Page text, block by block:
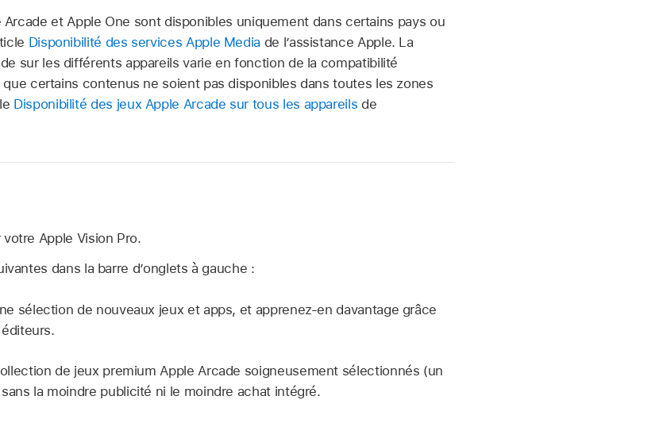
Arcade et Apple One sont disponibles uniquement dans certains pays ou
Disponibilité des services Apple Media de l’assistance Apple. La
sur les différents appareils varie en fonction de la compatibilité
certains contenus ne soient pas disponibles dans toutes les zones
Disponibilité des jeux Apple Arcade sur tous les appareils de
Apple Vision Pro.
dans la barre d’onglets à gauche :
sélection de nouveaux jeux et apps, et apprenez-en davantage grâce
de jeux premium Apple Arcade soigneusement sélectionnés (un
la moindre publicité ni le moindre achat intégré.